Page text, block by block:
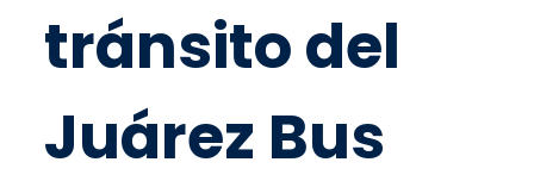
tránsito del
Juárez Bus